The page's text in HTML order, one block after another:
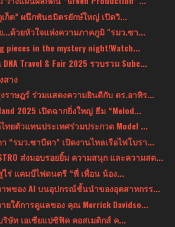
ก็ต” ผนึกพันธมิตรยักษ์ใหญ่ เปิดวิ...
...ด้วยหัวใจแห่งความภาคภูมิ "รมว.ซา...
pieces in the mystery night!Watch...
Travel & Fair 2025 รวบรวม Subc...
สาง
ราษฎร์ ร่วมแสดงความยินดีกับ ดร.อาทิร...
2025 เปิดฉากยิ่งใหญ่ ธีม “Melod...
ทยตัวแทนประเทศร่วมประกวด Model ...
“รมว.ซาบีดา” เปิดงานไหลเรือไฟโบรา...
ส่งมอบรอยยิ้ม ความสนุก และความสด...
ร่ แคมป์ไฟดนตรี “พี่ เพื่อน น้อง...
าพของ AI บนอุปกรณ์ชั้นนำของอุตสาหกรร...
ายใต้การดูแลของ คุณ Merrick Davidso...
ริษัท เอเซียแปซิฟิค คอสเมติกส์ ค...